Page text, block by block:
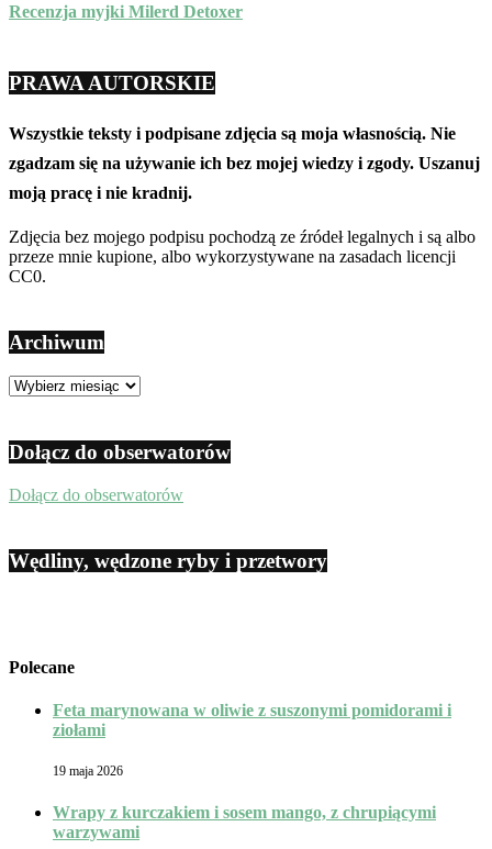
Recenzja myjki Milerd Detoxer
PRAWA AUTORSKIE
Wszystkie teksty i podpisane zdjęcia są moja własnością. Nie
zgadzam się na używanie ich bez mojej wiedzy i zgody. Uszanuj
moją pracę i nie kradnij.
Zdjęcia bez mojego podpisu pochodzą ze źródeł legalnych i są albo
przeze mnie kupione, albo wykorzystywane na zasadach licencji
CC0.
Archiwum
Archiwum
Dołącz do obserwatorów
Dołącz do obserwatorów
Wędliny, wędzone ryby i przetwory
Polecane
Feta marynowana w oliwie z suszonymi pomidorami i
ziołami
19 maja 2026
Wrapy z kurczakiem i sosem mango, z chrupiącymi
warzywami